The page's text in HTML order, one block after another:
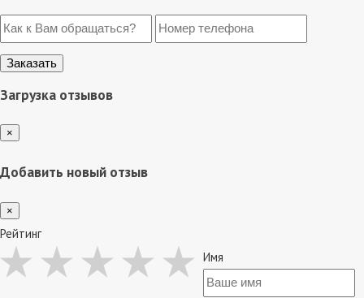
Загрузка отзывов
×
Добавить новый отзыв
×
Рейтинг
Имя